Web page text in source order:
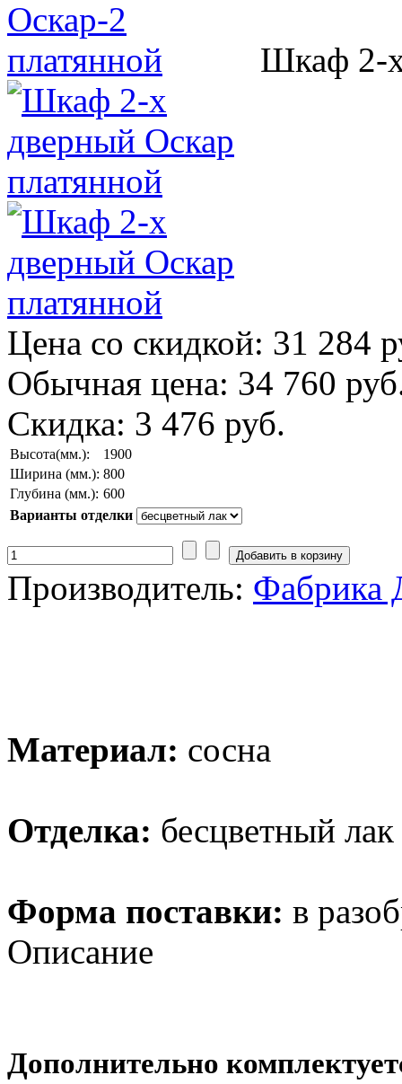
Шкаф 2-х
Цена со скидкой: 31 284
Обычная цена: 34 760
Скидка: 3 476 руб.
Высота(мм.):
1900
Ширина (мм.): 800
Глубина (мм.): 600
Варианты отделки
Производитель: Фабрика
Материал: сосна
Отделка: бесцветный лак
Форма поставки: в
Описание
Дополнительно